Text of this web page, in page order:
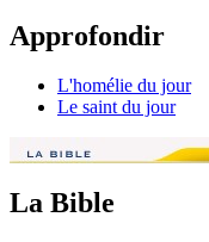
Approfondir
L'homélie du jour
Le saint du jour
La Bible